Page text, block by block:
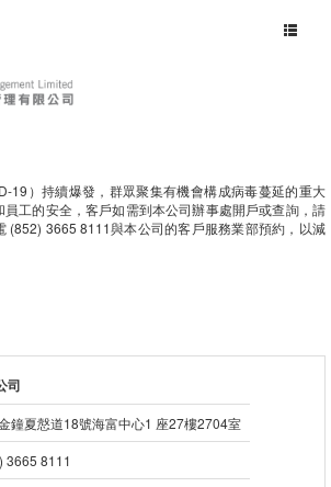
Toggle
19）持續爆發，群眾聚集有機會構成病毒蔓延的重大
工的安全，客戶如需到本公司辦事處開戶或查詢，請
(852) 3665 8111與本公司的客戶服務業部預約，以減
司
鐘夏慤道18號海富中心1 座27樓2704室
3665 8111